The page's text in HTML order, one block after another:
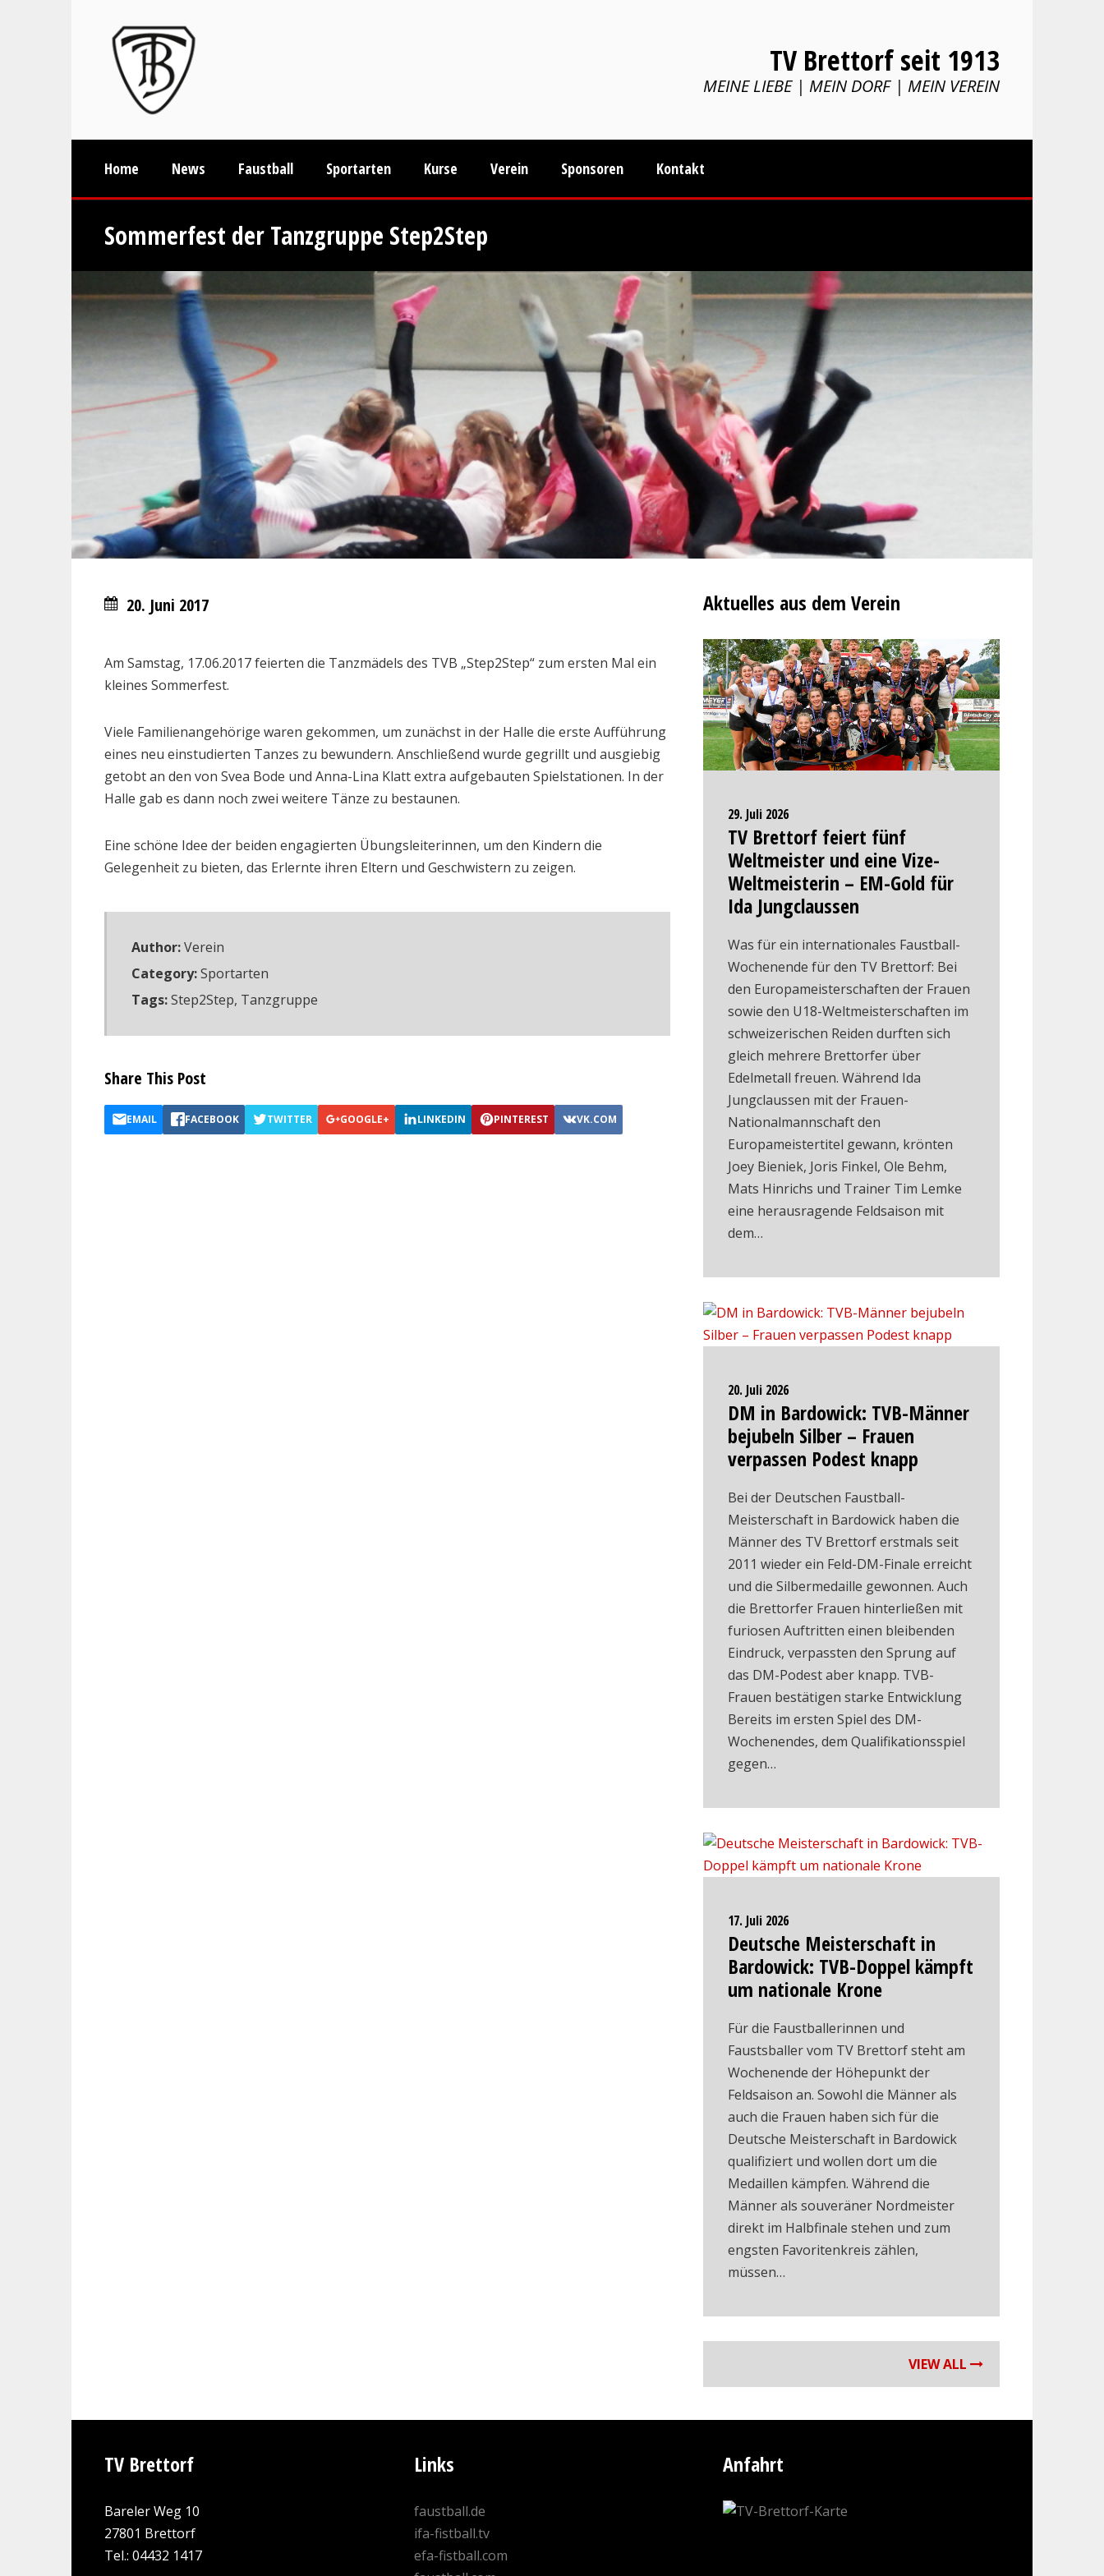
TV Brettorf seit 1913
MEINE LIEBE | MEIN DORF | MEIN VEREIN
Home News Faustball Sportarten Kurse Verein Sponsoren Kontakt
Sommerfest der Tanzgruppe Step2Step
20. Juni 2017
Am Samstag, 17.06.2017 feierten die Tanzmädels des TVB „Step2Step“ zum ersten Mal ein
kleines Sommerfest.
Viele Familienangehörige waren gekommen, um zunächst in der Halle die erste Aufführung
eines neu einstudierten Tanzes zu bewundern. Anschließend wurde gegrillt und ausgiebig
getobt an den von Svea Bode und Anna-Lina Klatt extra aufgebauten Spielstationen. In der
Halle gab es dann noch zwei weitere Tänze zu bestaunen.
Eine schöne Idee der beiden engagierten Übungsleiterinnen, um den Kindern die
Gelegenheit zu bieten, das Erlernte ihren Eltern und Geschwistern zu zeigen.
Author:Verein
Category:Sportarten
Tags:Step2Step, Tanzgruppe
Share This Post
EMAIL FACEBOOK TWITTER GOOGLE+ LINKEDIN PINTEREST VK.COM
Aktuelles aus dem Verein
29. Juli 2026
TV Brettorf feiert fünf
Weltmeister und eine Vize-
Weltmeisterin – EM-Gold für
Ida Jungclaussen
Was für ein internationales Faustball-
Wochenende für den TV Brettorf: Bei
den Europameisterschaften der Frauen
sowie den U18-Weltmeisterschaften im
schweizerischen Reiden durften sich
gleich mehrere Brettorfer über
Edelmetall freuen. Während Ida
Jungclaussen mit der Frauen-
Nationalmannschaft den
Europameistertitel gewann, krönten
Joey Bieniek, Joris Finkel, Ole Behm,
Mats Hinrichs und Trainer Tim Lemke
eine herausragende Feldsaison mit
dem…
20. Juli 2026
DM in Bardowick: TVB-Männer
bejubeln Silber – Frauen
verpassen Podest knapp
Bei der Deutschen Faustball-
Meisterschaft in Bardowick haben die
Männer des TV Brettorf erstmals seit
2011 wieder ein Feld-DM-Finale erreicht
und die Silbermedaille gewonnen. Auch
die Brettorfer Frauen hinterließen mit
furiosen Auftritten einen bleibenden
Eindruck, verpassten den Sprung auf
das DM-Podest aber knapp. TVB-
Frauen bestätigen starke Entwicklung
Bereits im ersten Spiel des DM-
Wochenendes, dem Qualifikationsspiel
gegen…
17. Juli 2026
Deutsche Meisterschaft in
Bardowick: TVB-Doppel kämpft
um nationale Krone
Für die Faustballerinnen und
Faustsballer vom TV Brettorf steht am
Wochenende der Höhepunkt der
Feldsaison an. Sowohl die Männer als
auch die Frauen haben sich für die
Deutsche Meisterschaft in Bardowick
qualifiziert und wollen dort um die
Medaillen kämpfen. Während die
Männer als souveräner Nordmeister
direkt im Halbfinale stehen und zum
engsten Favoritenkreis zählen,
müssen…
VIEW ALL
TV Brettorf
Bareler Weg 10
27801 Brettorf
Tel.: 04432 1417
Links
faustball.de
ifa-fistball.tv
efa-fistball.com
Anfahrt